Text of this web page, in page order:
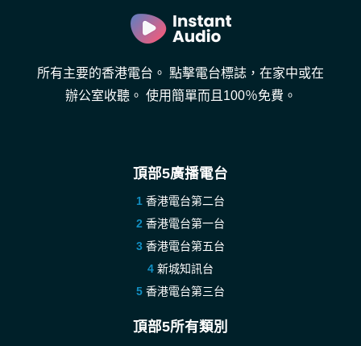
所有主要的香港電台。 點擊電台標誌，在家中或在
辦公室收聽。 使用簡單而且100％免費。
頂部5廣播電台
香港電台第二台
香港電台第一台
香港電台第五台
新城知訊台
香港電台第三台
頂部5所有類別